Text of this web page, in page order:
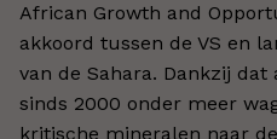
African Growth and
akkoord tussen de VS en
van de Sahara. Dankzij
sinds 2000 onder meer
kritische mineralen naar